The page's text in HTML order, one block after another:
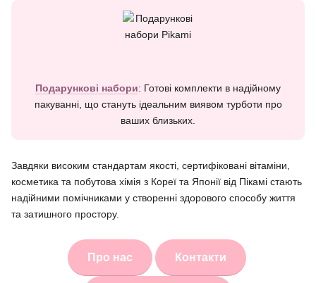
Подарункові набори: Готові комплекти в надійному
пакуванні, що стануть ідеальним виявом турботи про
ваших близьких.
Завдяки високим стандартам якості, сертифіковані вітаміни,
косметика та побутова хімія з Кореї та Японії від Пікамі стають
надійними помічниками у створенні здорового способу життя
та затишного простору.
Про нас Контакти